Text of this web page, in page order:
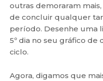
outras demoraram
de concluir qualquer
período. Desenhe uma
5º dia no seu gráfico
ciclo.
Agora, digamos que